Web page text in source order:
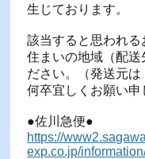
生じております。
該当すると思われ
住まいの地域（配送
ださい。（発送元は
何卒宜しくお願い申
●佐川急便●
https://
exp.co.jp/